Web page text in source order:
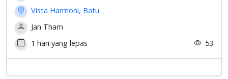
Vista Harmoni, Batu
Jan Tham
1 hari yang lepas
53